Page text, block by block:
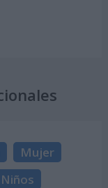
Mujer
Niños